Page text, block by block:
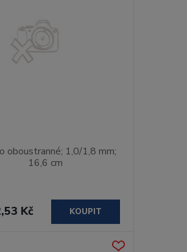
oboustranné; 1,0/1,8 mm;
16,6 cm
Kč KOUPIT